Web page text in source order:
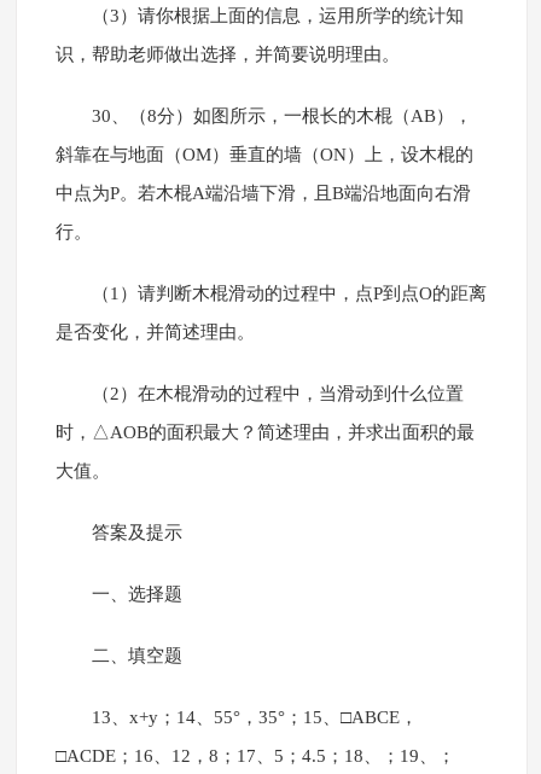
（3）请你根据上面的信息，运用所学的统计知
识，帮助老师做出选择，并简要说明理由。
30、（8分）如图所示，一根长的木棍（AB），
斜靠在与地面（OM）垂直的墙（ON）上，设木棍的
中点为P。若木棍A端沿墙下滑，且B端沿地面向右滑
行。
（1）请判断木棍滑动的过程中，点P到点O的距离
是否变化，并简述理由。
（2）在木棍滑动的过程中，当滑动到什么位置
时，△AOB的面积最大？简述理由，并求出面积的最
大值。
答案及提示
一、选择题
二、填空题
13、x+y；14、55°，35°；15、□ABCE，
□ACDE；16、12，8；17、5；4.5；18、；19、；